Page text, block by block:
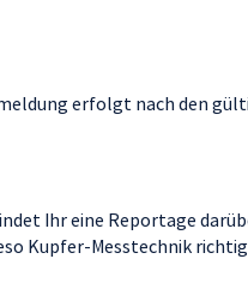
erfolgt nach den
Ihr eine Reportage
Kupfer-Messtechnik